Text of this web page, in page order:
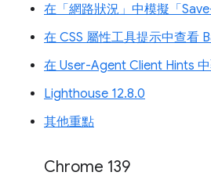
在「網路狀況」中模擬「
在 CSS 屬性工具提示中查看
在 User-Agent Client Hints
Lighthouse 12.8.0
其他重點
Chrome 139